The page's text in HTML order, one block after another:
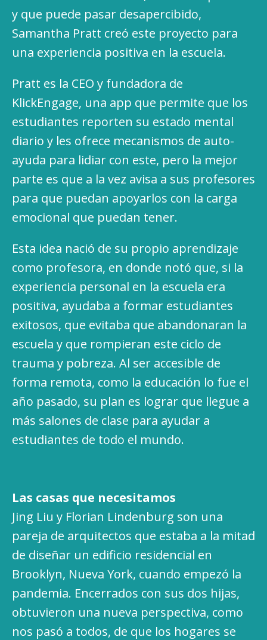
y que puede pasar desapercibido,
Samantha Pratt creó este proyecto para
una experiencia positiva en la escuela.
Pratt es la CEO y fundadora de
KlickEngage, una app que permite que los
estudiantes reporten su estado mental
diario y les ofrece mecanismos de auto-
ayuda para lidiar con este, pero la mejor
parte es que a la vez avisa a sus profesores
para que puedan apoyarlos con la carga
emocional que puedan tener.
Esta idea nació de su propio aprendizaje
como profesora, en donde notó que, si la
experiencia personal en la escuela era
positiva, ayudaba a formar estudiantes
exitosos, que evitaba que abandonaran la
escuela y que rompieran este ciclo de
trauma y pobreza. Al ser accesible de
forma remota, como la educación lo fue el
año pasado, su plan es lograr que llegue a
más salones de clase para ayudar a
estudiantes de todo el mundo.
Las casas que necesitamos
Jing Liu y Florian Lindenburg son una
pareja de arquitectos que estaba a la mitad
de diseñar un edificio residencial en
Brooklyn, Nueva York, cuando empezó la
pandemia. Encerrados con sus dos hijas,
obtuvieron una nueva perspectiva, como
nos pasó a todos, de que los hogares se